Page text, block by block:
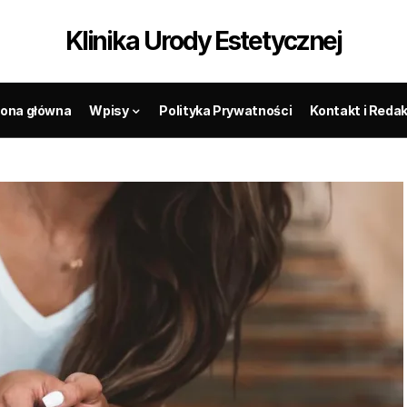
Klinika Urody Estetycznej
główna Wpisy Polityka Prywatności Kontakt i